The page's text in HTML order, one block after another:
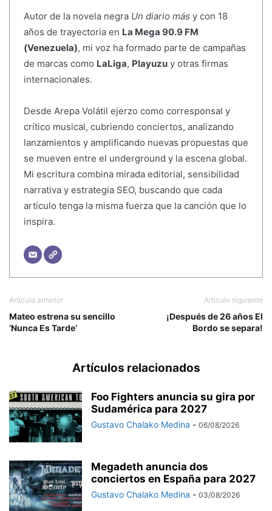
Autor de la novela negra Un diario más y con 18
años de trayectoria en La Mega 90.9 FM
(Venezuela), mi voz ha formado parte de campañas
de marcas como LaLiga, Playuzuy otras firmas
internacionales.
Desde Arepa Volátil ejerzo como corresponsal y
crítico musical, cubriendo conciertos, analizando
lanzamientos y amplificando nuevas propuestas que
se mueven entre el underground y la escena global.
Mi escritura combina mirada editorial, sensibilidad
narrativa y estrategia SEO, buscando que cada
artículo tenga la misma fuerza que la canción que lo
inspira.
Artículo anterior
Mateo estrena su sencillo
‘Nunca Es Tarde’
Artículo siguiente
¡Después de 26 años El
Bordo se separa!
Artículos relacionados
Foo Fighters anuncia su gira por
Sudamérica para 2027
Gustavo Chalako Medina - 06/08/2026
Megadeth anuncia dos
conciertos en España para 2027
Gustavo Chalako Medina - 03/08/2026